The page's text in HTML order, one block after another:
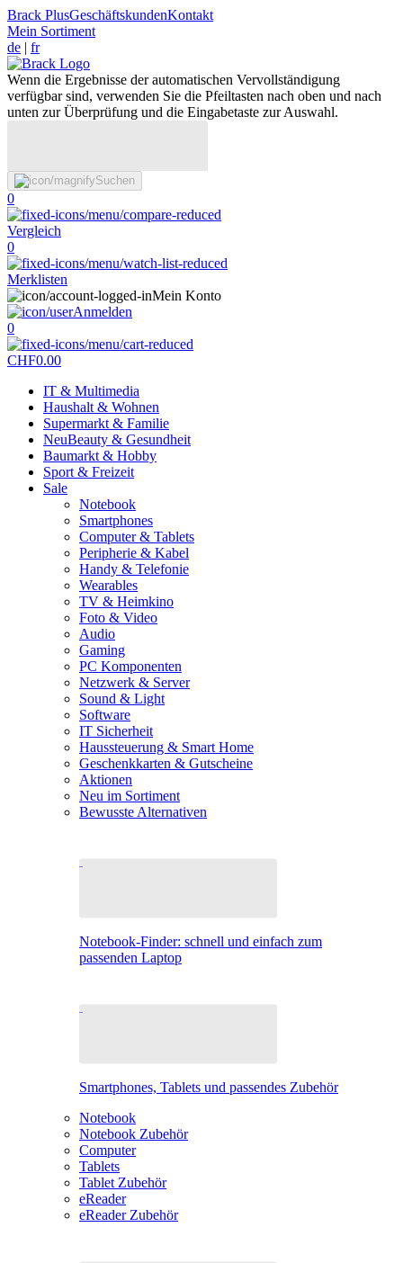
Brack PlusGeschäftskundenKontakt
Mein Sortiment
de | fr
Wenn die Ergebnisse der automatischen Vervollständigung
verfügbar sind, verwenden Sie die Pfeiltasten nach oben und nach
unten zur Überprüfung und die Eingabetaste zur Auswahl.
Suchen
0
Vergleich
0
Merklisten
Mein Konto
Anmelden
0
CHF0.00
IT & Multimedia
Haushalt & Wohnen
Supermarkt & Familie
NeuBeauty & Gesundheit
Baumarkt & Hobby
Sport & Freizeit
Sale
Notebook
Smartphones
Computer & Tablets
Peripherie & Kabel
Handy & Telefonie
Wearables
TV & Heimkino
Foto & Video
Audio
Gaming
PC Komponenten
Netzwerk & Server
Sound & Light
Software
IT Sicherheit
Haussteuerung & Smart Home
Geschenkkarten & Gutscheine
Aktionen
Neu im Sortiment
Bewusste Alternativen
Notebook-Finder: schnell und einfach zum
passenden Laptop
Smartphones, Tablets und passendes Zubehör
Notebook
Notebook Zubehör
Computer
Tablets
Tablet Zubehör
eReader
eReader Zubehör